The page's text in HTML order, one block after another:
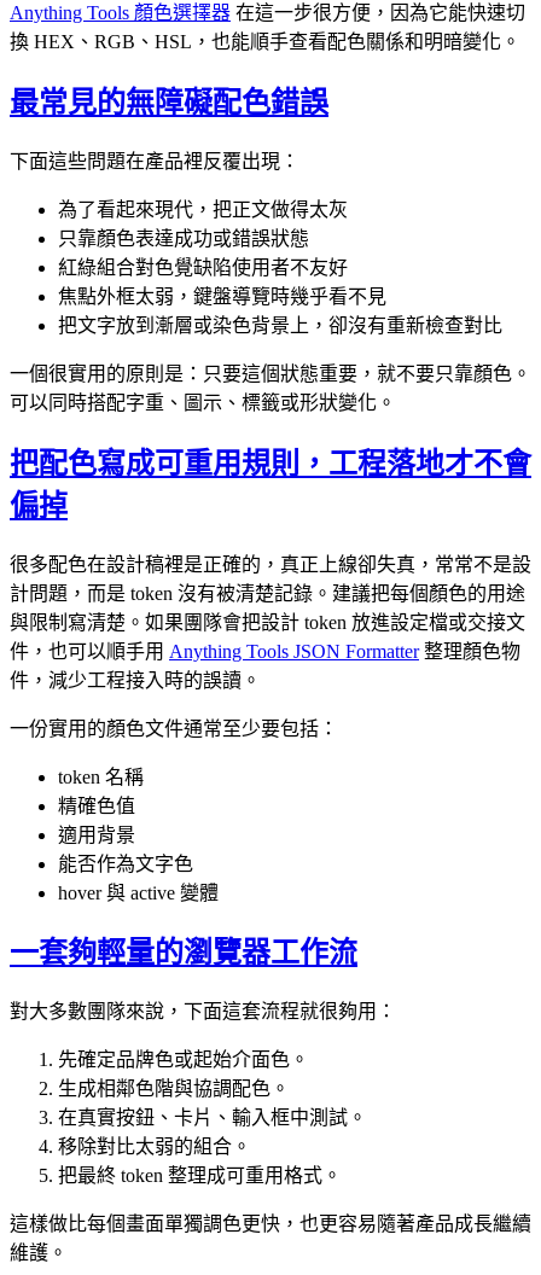
Anything Tools 顏色選擇器 在這一步很方便，因為它能快速切
換 HEX、RGB、HSL，也能順手查看配色關係和明暗變化。
最常見的無障礙配色錯誤
下面這些問題在產品裡反覆出現：
為了看起來現代，把正文做得太灰
只靠顏色表達成功或錯誤狀態
紅綠組合對色覺缺陷使用者不友好
焦點外框太弱，鍵盤導覽時幾乎看不見
把文字放到漸層或染色背景上，卻沒有重新檢查對比
一個很實用的原則是：只要這個狀態重要，就不要只靠顏色。
可以同時搭配字重、圖示、標籤或形狀變化。
把配色寫成可重用規則，工程落地才不會
偏掉
很多配色在設計稿裡是正確的，真正上線卻失真，常常不是設
計問題，而是 token 沒有被清楚記錄。建議把每個顏色的用途
與限制寫清楚。如果團隊會把設計 token 放進設定檔或交接文
件，也可以順手用 Anything Tools JSON Formatter整理顏色物
件，減少工程接入時的誤讀。
一份實用的顏色文件通常至少要包括：
token 名稱
精確色值
適用背景
能否作為文字色
hover 與 active 變體
一套夠輕量的瀏覽器工作流
對大多數團隊來說，下面這套流程就很夠用：
先確定品牌色或起始介面色。
生成相鄰色階與協調配色。
在真實按鈕、卡片、輸入框中測試。
移除對比太弱的組合。
把最終 token 整理成可重用格式。
這樣做比每個畫面單獨調色更快，也更容易隨著產品成長繼續
維護。